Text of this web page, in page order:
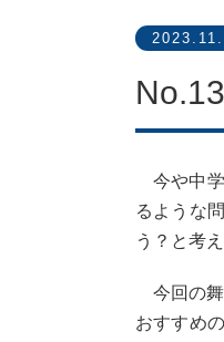
今や中学
るような
う？と考
今回の舞
おすすめ